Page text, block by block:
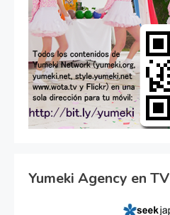
Yumeki Agency en TV